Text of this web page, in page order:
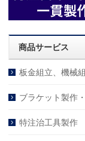
商品サービス
板金組立、機械
ブラケット製作
特注治工具製作